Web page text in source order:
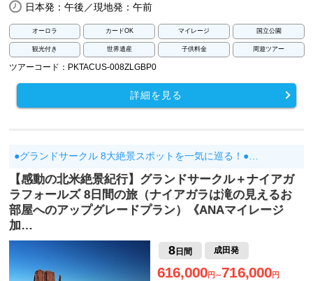
日本発：午後／現地発：午前
オーロラ カードOK マイレージ 国立公園
観光付き 世界遺産 子供料金 周遊ツアー
ツアーコード：PKTACUS-008ZLGBP0
詳細を見る
●グランドサークル 8大絶景スポットを一気に巡る！●…
【感動の北米絶景紀行】グランドサークル＋ナイアガ
ラフォールズ 8日間の旅（ナイアガラは滝の見えるお
部屋へのアップグレードプラン）《ANAマイレージ
加…
8日間 成田発
616,000円～716,000円